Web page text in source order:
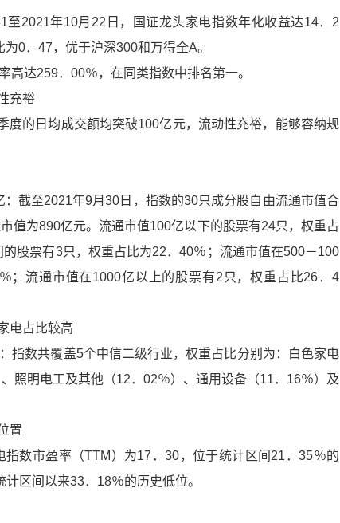
至2021年10月22日，国证龙头家电指数年化收益达14．2
0．47，优于沪深300和万得全A。
高达259．00％，在同类指数中排名第一。
充裕
度的日均成交额均突破100亿元，流动性充裕，能够容纳规
截至2021年9月30日，指数的30只成分股自由流通市值合
值为890亿元。流通市值100亿以下的股票有24只，权重占
股票有3只，权重占比为22．40％；流通市值在500－100
；流通市值在1000亿以上的股票有2只，权重占比26．4
电占比较高
指数共覆盖5个中信二级行业，权重占比分别为：白色家电
照明电工及其他（12．02％）、通用设备（11．16％）及
置
数市盈率（TTM）为17．30，位于统计区间21．35％的
区间以来33．18％的历史低位。